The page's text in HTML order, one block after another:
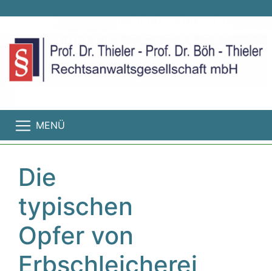
MENÜ
Die
typischen
Opfer von
Erbschleicherei